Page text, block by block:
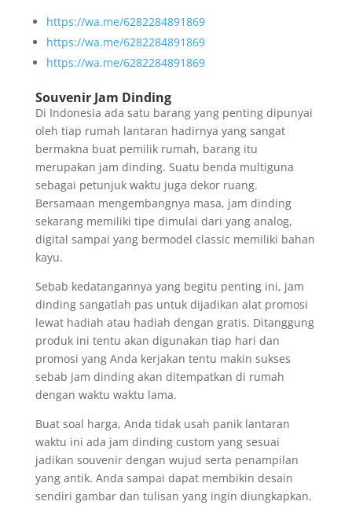
https://wa.me/6282284891869
https://wa.me/6282284891869
https://wa.me/6282284891869
Souvenir Jam Dinding
Di Indonesia ada satu barang yang penting dipunyai
oleh tiap rumah lantaran hadirnya yang sangat
bermakna buat pemilik rumah, barang itu
merupakan jam dinding. Suatu benda multiguna
sebagai petunjuk waktu juga dekor ruang.
Bersamaan mengembangnya masa, jam dinding
sekarang memiliki tipe dimulai dari yang analog,
digital sampai yang bermodel classic memiliki bahan
kayu.
Sebab kedatangannya yang begitu penting ini, jam
dinding sangatlah pas untuk dijadikan alat promosi
lewat hadiah atau hadiah dengan gratis. Ditanggung
produk ini tentu akan digunakan tiap hari dan
promosi yang Anda kerjakan tentu makin sukses
sebab jam dinding akan ditempatkan di rumah
dengan waktu waktu lama.
Buat soal harga, Anda tidak usah panik lantaran
waktu ini ada jam dinding custom yang sesuai
jadikan souvenir dengan wujud serta penampilan
yang antik. Anda sampai dapat membikin desain
sendiri gambar dan tulisan yang ingin diungkapkan.